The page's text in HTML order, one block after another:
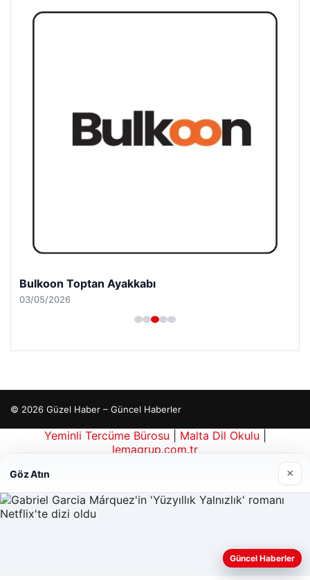
Bulkoon Toptan Ayakkabı
03/05/2026
© 2026 Güzel Haber – Güncel Haberler
Web sitemizi nasıl kullandığınızı daha iyi anlayabilmek,
Göz Atın ×
Güncel Haberler
Yeminli Tercüme Bürosu Malta Dil Okulu
lemagrup.com.tr